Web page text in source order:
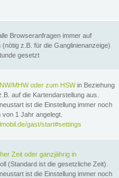
Browseranfragen immer auf
z.B. für die Ganglinienanzeige)
gesetzt
MHW oder zum HSWin Beziehung
auf die Kartendarstellung aus.
ist die Einstellung immer noch
1 Jahr angelegt.
gast/start#settings
Zeit oder ganzjährig in
(Standard ist die gesetzliche Zeit).
ist die Einstellung immer noch